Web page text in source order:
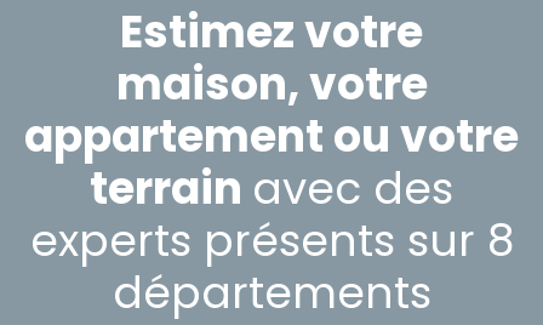
Estimez votre
maison, votre
appartement ou votre
terrain avec des
experts présents sur 8
départements